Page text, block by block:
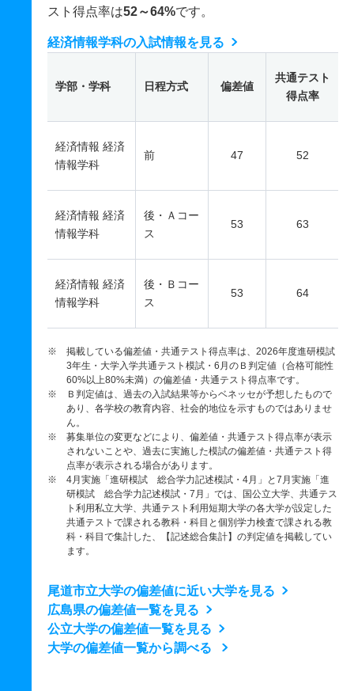
スト得点率は52～64%です。
経済情報学科の入試情報を見る
学部・学科 日程方式 偏差値
共通テスト
得点率
経済情報 経済
情報学科
前 47 52
経済情報 経済
情報学科
後・Ａコー
ス
53 63
経済情報 経済
情報学科
後・Ｂコー
ス
53 64
※ 掲載している偏差値・共通テスト得点率は、2026年度進研模試
3年生・大学入学共通テスト模試・6月のＢ判定値（合格可能性
60%以上80%未満）の偏差値・共通テスト得点率です。
※ Ｂ判定値は、過去の入試結果等からベネッセが予想したもので
あり、各学校の教育内容、社会的地位を示すものではありませ
ん。
※ 募集単位の変更などにより、偏差値・共通テスト得点率が表示
されないことや、過去に実施した模試の偏差値・共通テスト得
点率が表示される場合があります。
※ 4月実施「進研模試 総合学力記述模試・4月」と7月実施「進
研模試 総合学力記述模試・7月」では、国公立大学、共通テス
ト利用私立大学、共通テスト利用短期大学の各大学が設定した
共通テストで課される教科・科目と個別学力検査で課される教
科・科目で集計した、【記述総合集計】の判定値を掲載してい
ます。
尾道市立大学の偏差値に近い大学を見る
広島県の偏差値一覧を見る
公立大学の偏差値一覧を見る
大学の偏差値一覧から調べる